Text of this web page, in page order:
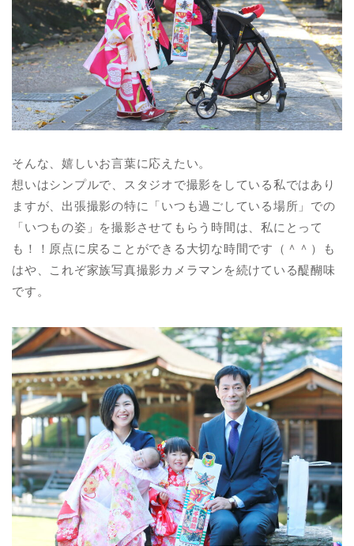
そんな、嬉しいお言葉に応えたい。
想いはシンプルで、スタジオで撮影をしている私ではあり
ますが、出張撮影の特に「いつも過ごしている場所」での
「いつもの姿」を撮影させてもらう時間は、私にとって
も！！原点に戻ることができる大切な時間です（＾＾）も
はや、これぞ家族写真撮影カメラマンを続けている醍醐味
です。